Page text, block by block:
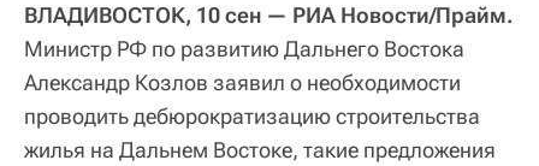
ВЛАДИВОСТОК, 10 сен — РИА Новости/Прайм.
Министр РФ по развитию Дальнего Востока
Александр Козлов заявил о необходимости
проводить дебюрократизацию строительства
жилья на Дальнем Востоке, такие предложения